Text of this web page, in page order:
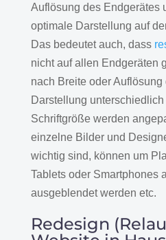
Auflösung des Endgerätes
optimale Darstellung auf
Das bedeutet auch, dass
nicht auf allen Endgeräten
nach Breite oder
Darstellung
Schriftgröße werden
einzelne Bilder und
wichtig sind, können um
Tablets oder Smartphones
ausgeblendet werden etc.
Redesign